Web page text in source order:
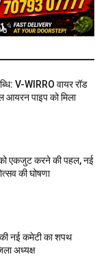
V-WIRRO वायर रॉड
पाइप को मिला
को एकजुट करने की पहल, नई
की घोषणा
की नई कमेटी का शपथ
अध्यक्ष